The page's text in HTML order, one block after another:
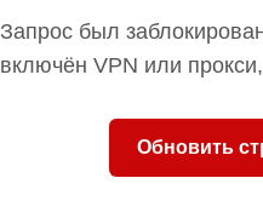
Запрос был
включён VPN или
Обновить